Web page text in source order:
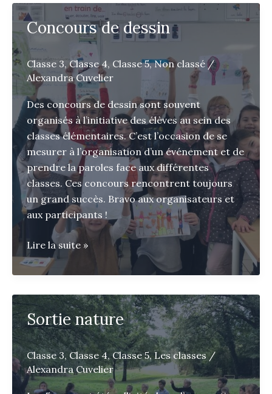
avec
Arnaud
Boissières
Concours de dessin
Classe 3,Classe 4, Classe 5,Non classé/
Alexandra Cuvelier
Des concours de dessin sont souvent
organisés à l’initiative des élèves au sein des
classes élémentaires. C’est l’occasion de se
mesurer à l’organisation d’un événement et de
prendre la paroles face aux différentes
classes. Ces concours rencontrent toujours
un grand succès. Bravo aux organisateurs et
aux participants !
Concours
de
dessin
Lire la suite »
Sortie nature
Classe 3, Classe 4,Classe 5, Les classes/
Alexandra Cuvelier